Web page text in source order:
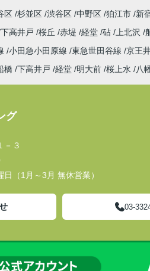
区 杉並区 渋谷区 中野区 狛江市 新
下高井戸 桜丘 赤堤 経堂 砧 上北沢
小田急小田原線 東急世田谷線 京王
橋 下高井戸 経堂 明大前 桜上水 八
グ
－３
（1月～3月 無休営業）
03-